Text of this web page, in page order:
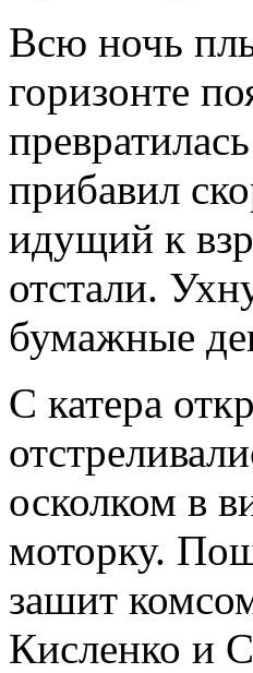
Всю ночь
горизонте
прибавил
идущий к
отстали.
бумажные
С катера
осколком в
моторку.
зашит
Кисленко и